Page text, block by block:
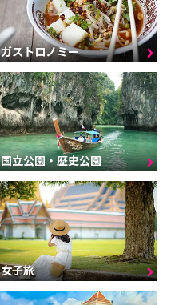
ガストロノミー
国立公園・歴史公園
女子旅